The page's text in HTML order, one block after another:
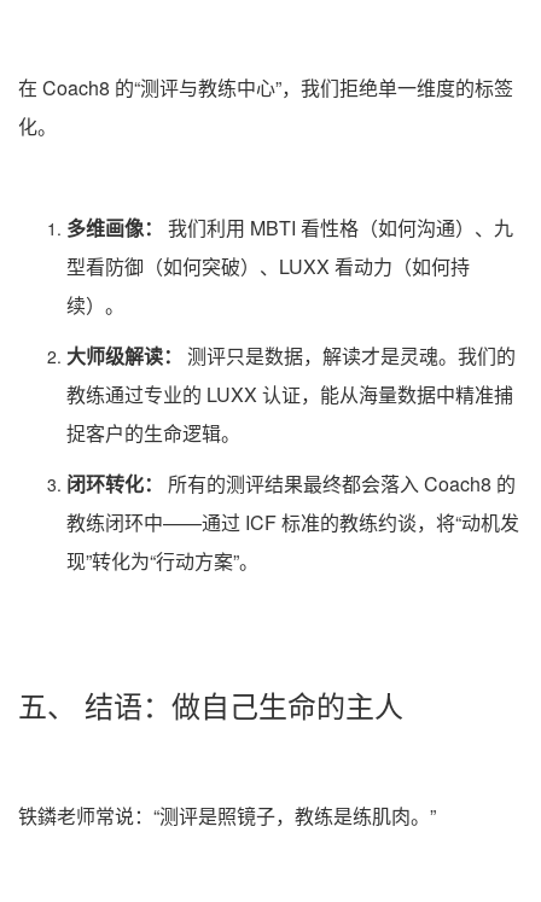
在 Coach8 的“测评与教练中心”，我们拒绝单一维度的标签
化。
多维画像：
我们利用 MBTI 看性格（如何沟通）、九
型看防御（如何突破）、LUXX 看动力（如何持
续）。
大师级解读：
测评只是数据，解读才是灵魂。我们的
教练通过专业的 LUXX 认证，能从海量数据中精准捕
捉客户的生命逻辑。
闭环转化：
所有的测评结果最终都会落入 Coach8 的
教练闭环中——通过 ICF 标准的教练约谈，将“动机发
现”转化为“行动方案”。
五、 结语：做自己生命的主人
铁鏻老师常说：“测评是照镜子，教练是练肌肉。”